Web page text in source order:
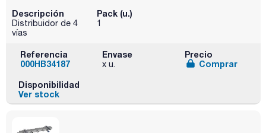
Descripción
Distribuidor de 4
vías
Pack (u.)
1
Referencia
000HB34187
Envase
x u.
Precio
Comprar
Disponibilidad
Ver stock